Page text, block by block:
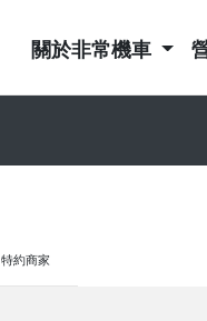
關於非常機車
特約商家